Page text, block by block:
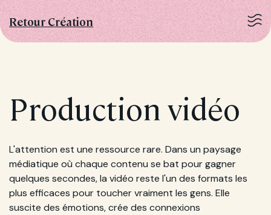
Retour Création
Production vidéo
L'attention est une ressource rare. Dans un paysage
médiatique où chaque contenu se bat pour gagner
quelques secondes, la vidéo reste l'un des formats les
plus efficaces pour toucher vraiment les gens. Elle
suscite des émotions, crée des connexions